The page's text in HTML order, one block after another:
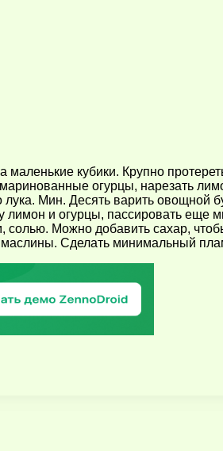
кубики. Крупно
огурцы, нарезать
Мин. Десять варить овощной
и огурцы, пассировать еще
Можно добавить сахар,
Сделать минимальный